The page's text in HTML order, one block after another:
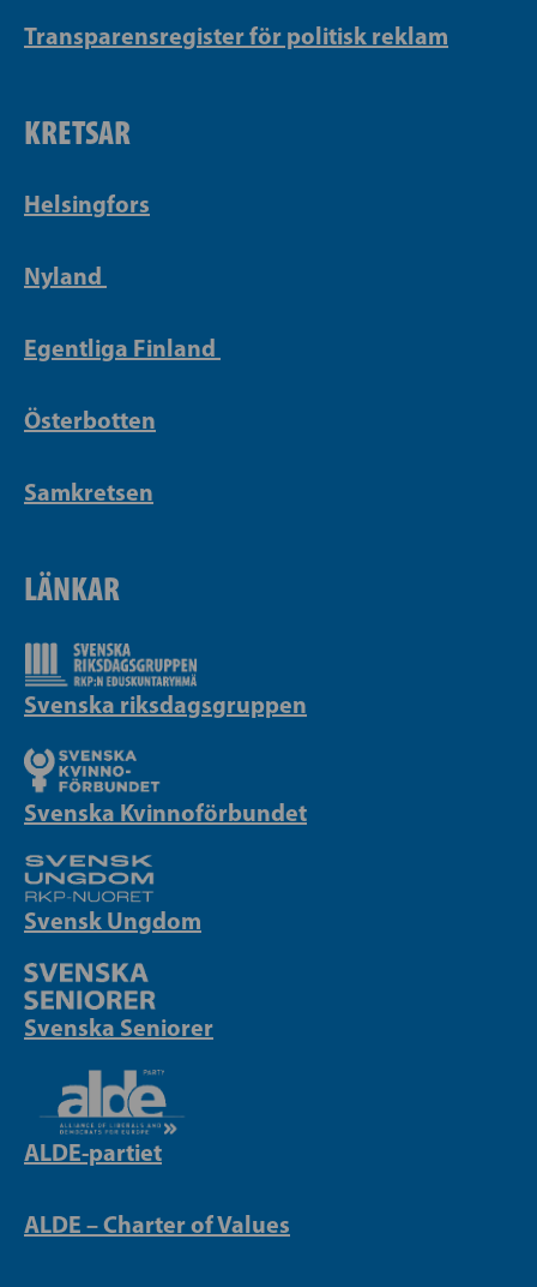
Transparensregister för politisk reklam
KRETSAR
Helsingfors
Nyland
Egentliga Finland
Österbotten
Samkretsen
LÄNKAR
Svenska riksdagsgruppen
Svenska Kvinnoförbundet
Svensk Ungdom
Svenska Seniorer
ALDE-partiet
ALDE – Charter of Values